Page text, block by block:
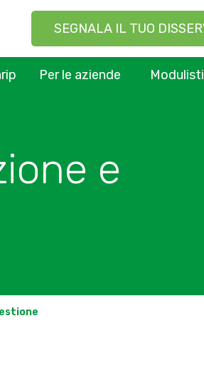
SEGNALA IL TUO
Per le aziende
e